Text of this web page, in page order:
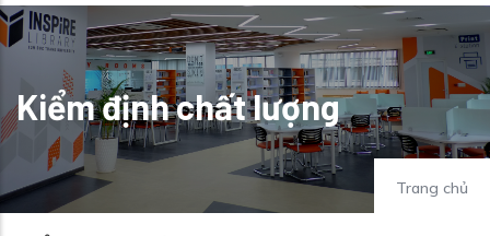
Kiểm định chất lượng
Trang chủ